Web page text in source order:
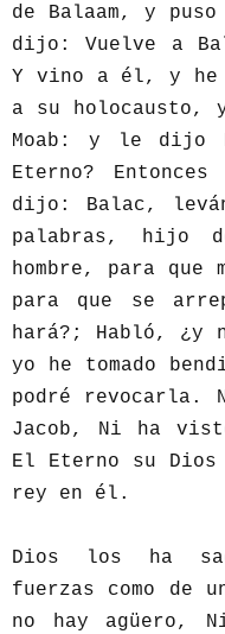
de Balaam, y
dijo: Vuelve a
Y vino a él, y he
a su holocausto,
Moab: y le dijo
Eterno?
dijo: Balac,
palabras, hijo
hombre, para que
para que se
hará?; Habló, ¿y
yo he tomado
podré revocarla.
Jacob, Ni ha
El Eterno su
rey en él.
Dios los ha
fuerzas como de
no hay agüero,